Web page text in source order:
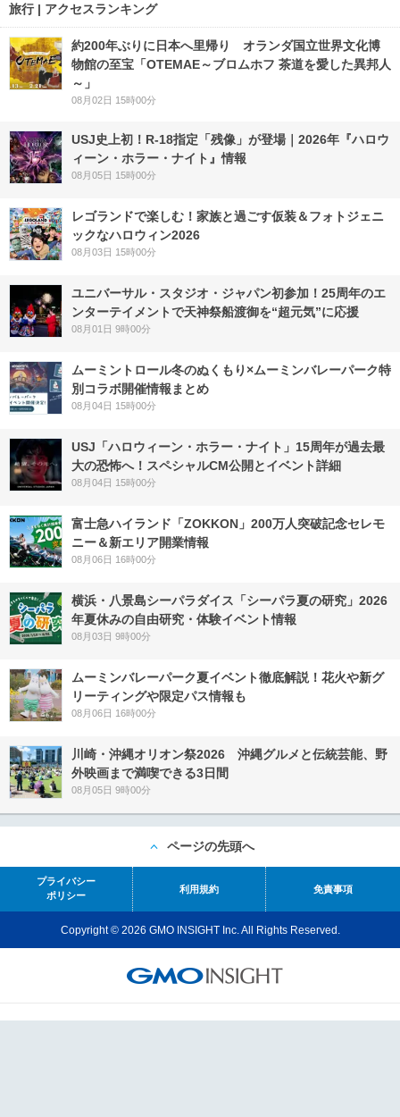
旅行 | アクセスランキング
約200年ぶりに日本へ里帰り オランダ国立世界文化博
物館の至宝「OTEMAE～ブロムホフ 茶道を愛した異邦人
～」
08月02日 15時00分
USJ史上初！R-18指定「残像」が登場｜2026年『ハロウ
ィーン・ホラー・ナイト』情報
08月05日 15時00分
レゴランドで楽しむ！家族と過ごす仮装＆フォトジェニ
ックなハロウィン2026
08月03日 15時00分
ユニバーサル・スタジオ・ジャパン初参加！25周年のエ
ンターテイメントで天神祭船渡御を“超元気”に応援
08月01日 9時00分
ムーミントロール冬のぬくもり×ムーミンバレーパーク特
別コラボ開催情報まとめ
08月04日 15時00分
USJ「ハロウィーン・ホラー・ナイト」15周年が過去最
大の恐怖へ！スペシャルCM公開とイベント詳細
08月04日 15時00分
富士急ハイランド「ZOKKON」200万人突破記念セレモ
ニー＆新エリア開業情報
08月06日 16時00分
横浜・八景島シーパラダイス「シーパラ夏の研究」2026
年夏休みの自由研究・体験イベント情報
08月03日 9時00分
ムーミンバレーパーク夏イベント徹底解説！花火や新グ
リーティングや限定パス情報も
08月06日 16時00分
川崎・沖縄オリオン祭2026 沖縄グルメと伝統芸能、野
外映画まで満喫できる3日間
08月05日 9時00分
ページの先頭へ
プライバシー
ポリシー
利用規約 免責事項
Copyright © 2026 GMO INSIGHT Inc. All Rights Reserved.